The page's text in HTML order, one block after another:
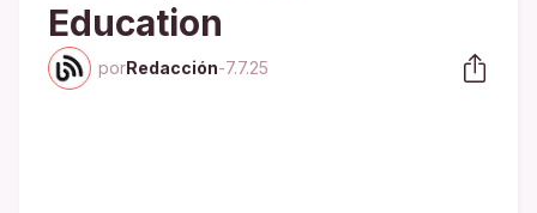
Education
porRedacción-7.7.25